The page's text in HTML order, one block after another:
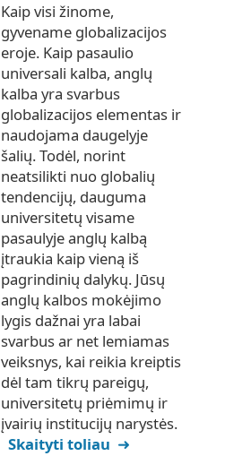
Kaip visi žinome,
gyvename globalizacijos
eroje. Kaip pasaulio
universali kalba, anglų
kalba yra svarbus
globalizacijos elementas ir
naudojama daugelyje
šalių. Todėl, norint
neatsilikti nuo globalių
tendencijų, dauguma
universitetų visame
pasaulyje anglų kalbą
įtraukia kaip vieną iš
pagrindinių dalykų. Jūsų
anglų kalbos mokėjimo
lygis dažnai yra labai
svarbus ar net lemiamas
veiksnys, kai reikia kreiptis
dėl tam tikrų pareigų,
universitetų priėmimų ir
įvairių institucijų narystės.
Skaityti toliau